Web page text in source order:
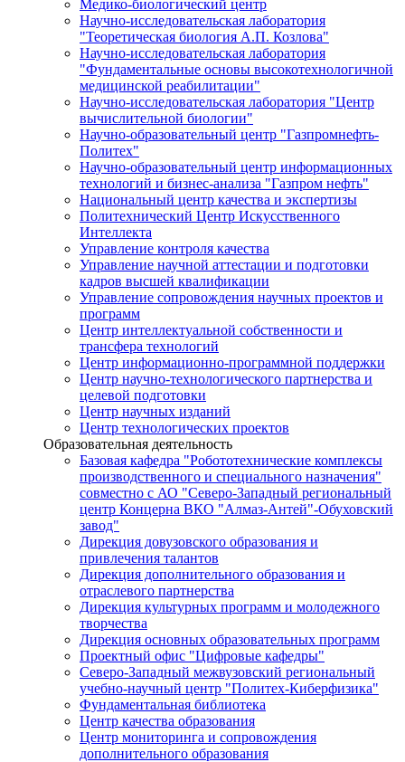
Медико-биологический центр
Научно-исследовательская лаборатория
"Теоретическая биология А.П. Козлова"
Научно-исследовательская лаборатория
"Фундаментальные основы высокотехнологичной
медицинской реабилитации"
Научно-исследовательская лаборатория "Центр
вычислительной биологии"
Научно-образовательный центр "Газпромнефть-
Политех"
Научно-образовательный центр информационных
технологий и бизнес-анализа "Газпром нефть"
Национальный центр качества и экспертизы
Политехнический Центр Искусственного
Интеллекта
Управление контроля качества
Управление научной аттестации и подготовки
кадров высшей квалификации
Управление сопровождения научных проектов и
программ
Центр интеллектуальной собственности и
трансфера технологий
Центр информационно-программной поддержки
Центр научно-технологического партнерства и
целевой подготовки
Центр научных изданий
Центр технологических проектов
Образовательная деятельность
Базовая кафедра "Робототехнические комплексы
производственного и специального назначения"
совместно с АО "Северо-Западный региональный
центр Концерна ВКО "Алмаз-Антей"-Обуховский
завод"
Дирекция довузовского образования и
привлечения талантов
Дирекция дополнительного образования и
отраслевого партнерства
Дирекция культурных программ и молодежного
творчества
Дирекция основных образовательных программ
Проектный офис "Цифровые кафедры"
Северо-Западный межвузовский региональный
учебно-научный центр "Политех-Киберфизика"
Фундаментальная библиотека
Центр качества образования
Центр мониторинга и сопровождения
дополнительного образования